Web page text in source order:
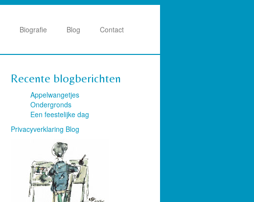
Biografie Blog Contact
Recente blogberichten
Appelwangetjes
Ondergronds
Een feestelijke dag
Privacyverklaring Blog